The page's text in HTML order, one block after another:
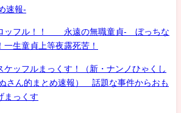
速報-
ッフル！！ 永遠の無職童貞- ぼっちな
生童貞上等夜露死苦！
ケッフルまっくす！（新・ナンノひゃくし
さん的まとめ速報） 話題な事件からおも
まっくす